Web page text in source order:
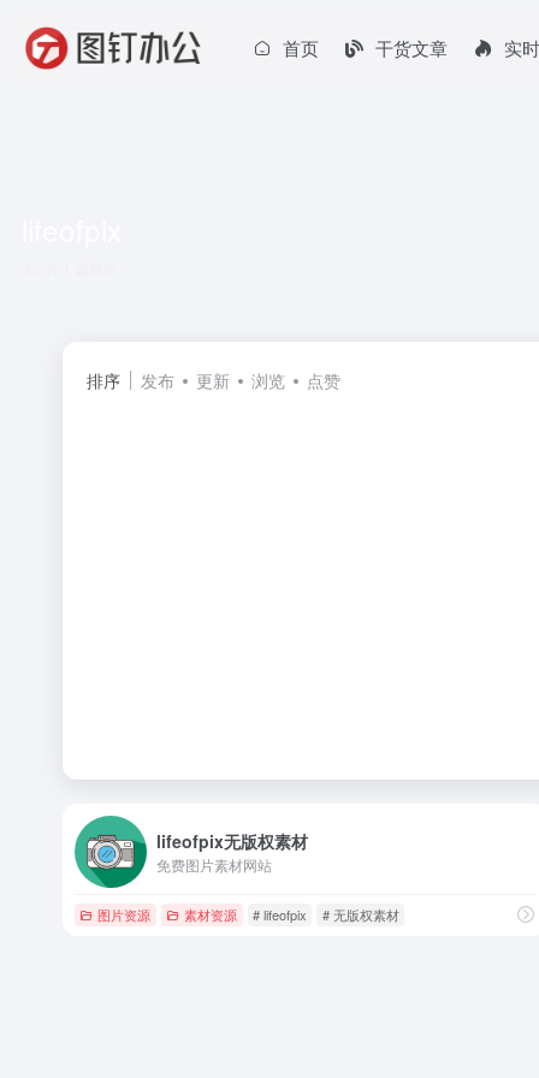
首页 干货文章 实
排序 发布 更新 浏览 点赞
lifeofpix无版权素材
免费图片素材网站
图片资源 素材资源 # lifeofpix # 无版权素材